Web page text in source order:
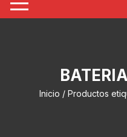
Inicio / Productos